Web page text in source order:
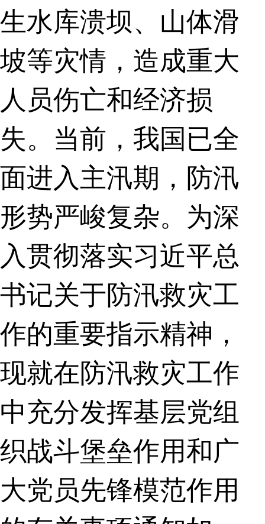
生水库溃坝、山体滑
坡等灾情，造成重大
人员伤亡和经济损
失。当前，我国已全
面进入主汛期，防汛
形势严峻复杂。为深
入贯彻落实习近平总
书记关于防汛救灾工
作的重要指示精神，
现就在防汛救灾工作
中充分发挥基层党组
织战斗堡垒作用和广
大党员先锋模范作用